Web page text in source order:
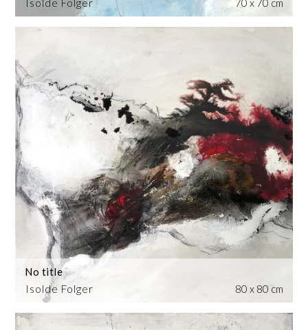
Isolde Folger 70 x 70 cm
Isolde Folger
No title
80 x 80 cm